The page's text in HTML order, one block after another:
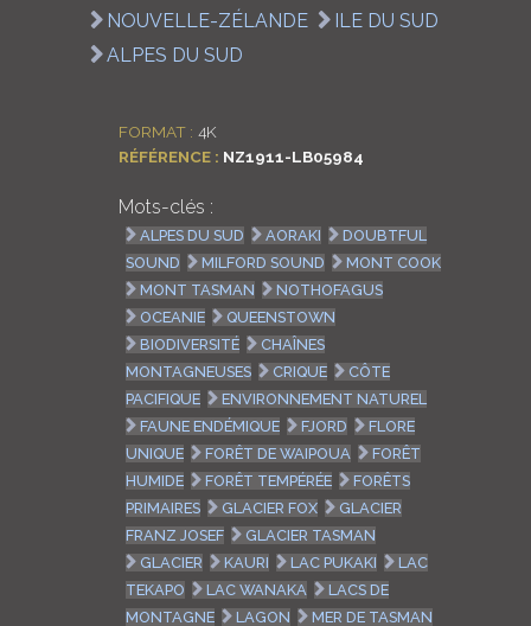
NOUVELLE-ZÉLANDE
ILE DU SUD
ALPES DU SUD
FORMAT : 4K
RÉFÉRENCE : NZ1911-LB05984
Mots-clés :
ALPES DU SUD AORAKI
DOUBTFUL
SOUND
MILFORD SOUND
MONT COOK
MONT TASMAN
NOTHOFAGUS
OCEANIE
QUEENSTOWN
BIODIVERSITÉ
CHAÎNES
MONTAGNEUSES
CRIQUE
CÔTE
PACIFIQUE
ENVIRONNEMENT NATUREL
FAUNE ENDÉMIQUE
FJORD
FLORE
UNIQUE
FORÊT DE WAIPOUA
FORÊT
HUMIDE
FORÊT TEMPÉRÉE
FORÊTS
PRIMAIRES
GLACIER FOX
GLACIER
FRANZ JOSEF
GLACIER TASMAN
GLACIER
KAURI LAC PUKAKI
LAC
TEKAPO
LAC WANAKA
LACS DE
MONTAGNE
LAGON
MER DE TASMAN